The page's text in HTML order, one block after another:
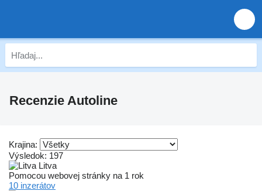
Recenzie Autoline
Krajina:
Výsledok: 197
Litva
Pomocou webovej stránky na 1 rok
10 inzerátov